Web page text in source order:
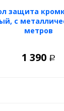
защита
с
метров
1 390 Р